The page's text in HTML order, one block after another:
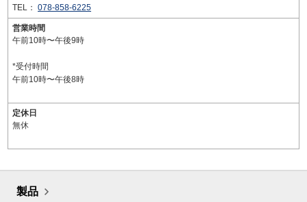
TEL： 078-858-6225
営業時間
午前10時〜午後9時
*受付時間
午前10時〜午後8時
定休日
無休
製品